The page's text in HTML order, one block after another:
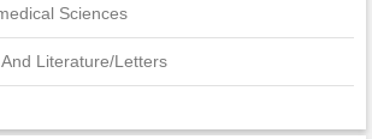
Sciences
Literature/Letters